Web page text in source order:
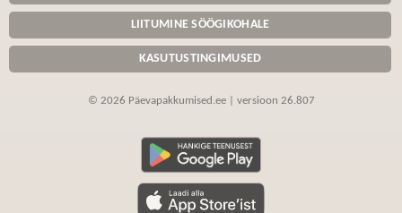
LIITUMINE SÖÖGIKOHALE
KASUTUSTINGIMUSED
© 2026 Päevapakkumised.ee | versioon 26.807